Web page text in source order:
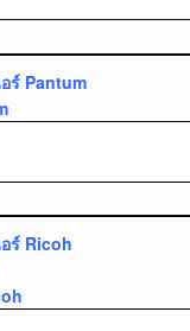
ร์ Pantum
ร์ Ricoh